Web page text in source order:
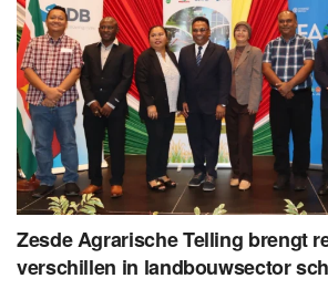
Zesde Agrarische Telling brengt
verschillen in landbouwsector